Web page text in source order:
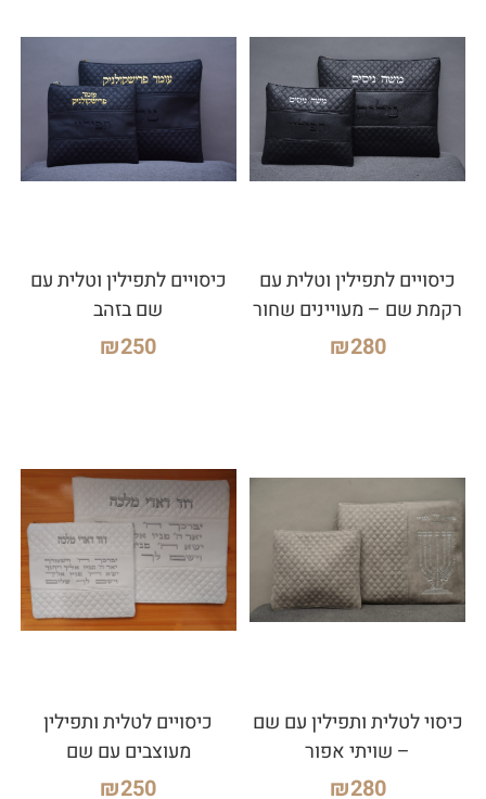
כיסויים לתפילין וטלית עם
רקמת שם – מעויינים שחור
₪280
כיסויים לתפילין וטלית עם
שם בזהב
₪250
כיסוי לטלית ותפילין עם שם
– שויתי אפור
₪280
כיסויים לטלית ותפילין
מעוצבים עם שם
₪250